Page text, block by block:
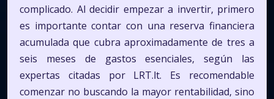
complicado. Al decidir empezar a invertir, primero
es importante contar con una reserva financiera
acumulada que cubra aproximadamente de tres a
seis meses de gastos esenciales, según las
expertas citadas por LRT.lt. Es recomendable
comenzar no buscando la mayor rentabilidad, sino